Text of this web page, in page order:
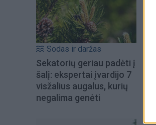
Sodas ir daržas
Sekatorių geriau padėti į
šalį: ekspertai įvardijo 7
visžalius augalus, kurių
negalima genėti